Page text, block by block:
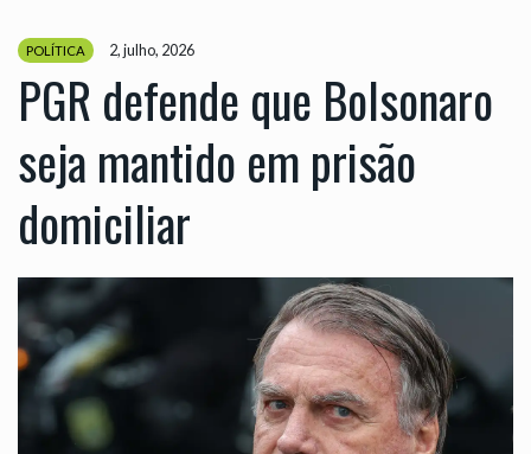
POLÍTICA 2, julho, 2026
PGR defende que Bolsonaro
seja mantido em prisão
domiciliar